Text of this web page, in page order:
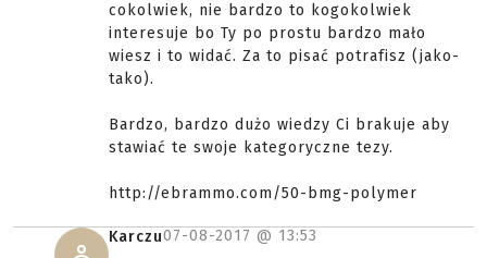
cokolwiek, nie bardzo to kogokolwiek
interesuje bo Ty po prostu bardzo mało
wiesz i to widać. Za to pisać potrafisz (jako-
tako).
Bardzo, bardzo dużo wiedzy Ci brakuje aby
stawiać te swoje kategoryczne tezy.
http://ebrammo.com/50-bmg-polymer
Karczu07-08-2017 @ 13:53